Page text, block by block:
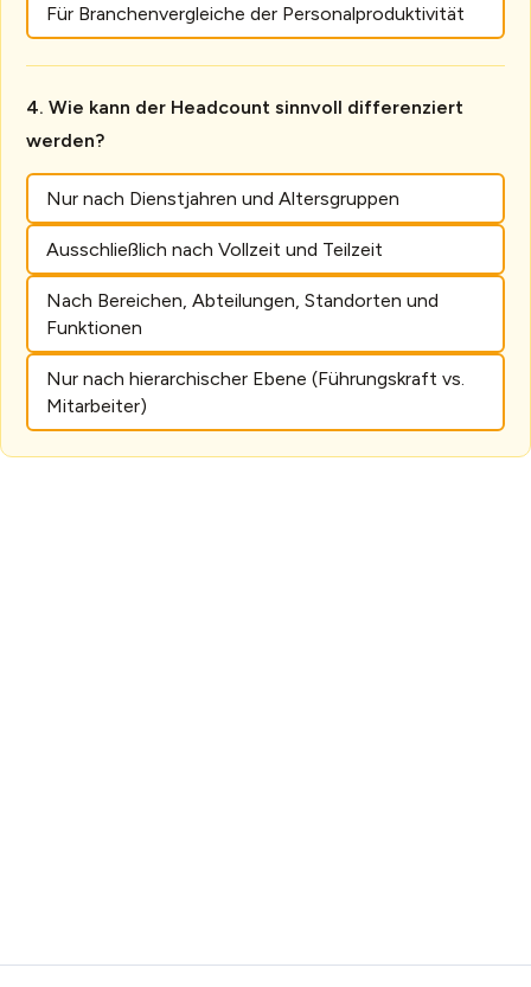
Für Branchenvergleiche der Personalproduktivität
Wie kann der Headcount sinnvoll differenziert
werden?
Nur nach Dienstjahren und Altersgruppen
Ausschließlich nach Vollzeit und Teilzeit
Nach Bereichen, Abteilungen, Standorten und
Funktionen
Nur nach hierarchischer Ebene (Führungskraft vs.
Mitarbeiter)